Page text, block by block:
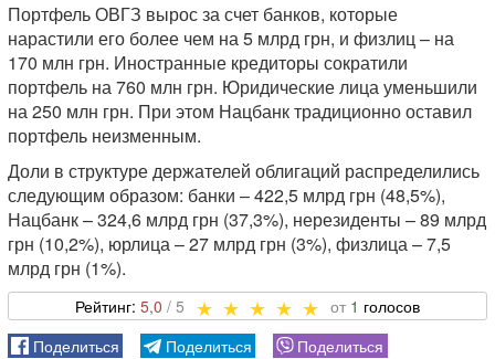
Портфель ОВГЗ вырос за счет банков, которые
нарастили его более чем на 5 млрд грн, и физлиц – на
170 млн грн. Иностранные кредиторы сократили
портфель на 760 млн грн. Юридические лица уменьшили
на 250 млн грн. При этом Нацбанк традиционно оставил
портфель неизменным.
Доли в структуре держателей облигаций распределились
следующим образом: банки – 422,5 млрд грн (48,5%),
Нацбанк – 324,6 млрд грн (37,3%), нерезиденты – 89 млрд
грн (10,2%), юрлица – 27 млрд грн (3%), физлица – 7,5
млрд грн (1%).
5,0 1